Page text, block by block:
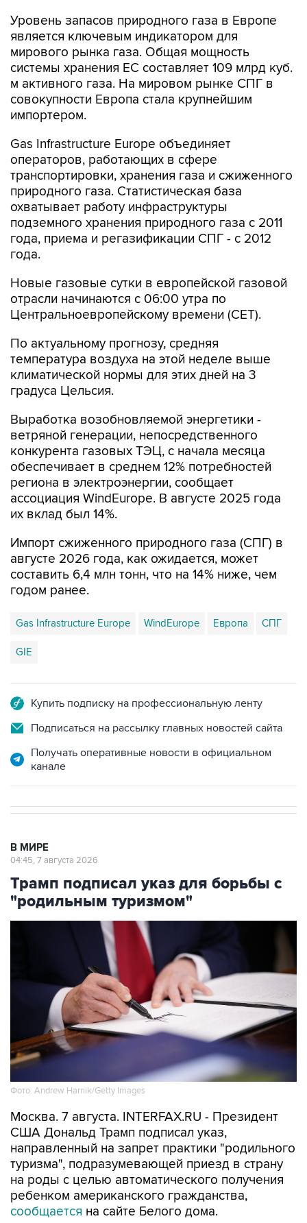
Уровень запасов природного газа в Европе
является ключевым индикатором для
мирового рынка газа. Общая мощность
системы хранения ЕС составляет 109 млрд куб.
м активного газа. На мировом рынке СПГ в
совокупности Европа стала крупнейшим
импортером.
Gas Infrastructure Europe объединяет
операторов, работающих в сфере
транспортировки, хранения газа и сжиженного
природного газа. Статистическая база
охватывает работу инфраструктуры
подземного хранения природного газа с 2011
года, приема и регазификации СПГ - с 2012
года.
Новые газовые сутки в европейской газовой
отрасли начинаются c 06:00 утра по
Центральноевропейскому времени (CET).
По актуальному прогнозу, средняя
температура воздуха на этой неделе выше
климатической нормы для этих дней на 3
градуса Цельсия.
Выработка возобновляемой энергетики -
ветряной генерации, непосредственного
конкурента газовых ТЭЦ, с начала месяца
обеспечивает в среднем 12% потребностей
региона в электроэнергии, сообщает
ассоциация WindEurope. В августе 2025 года
их вклад был 14%.
Импорт сжиженного природного газа (СПГ) в
августе 2026 года, как ожидается, может
составить 6,4 млн тонн, что на 14% ниже, чем
годом ранее.
Gas Infrastructure Europe WindEurope Европа СПГ
GIE
Купить подписку на профессиональную ленту
Подписаться на рассылку главных новостей сайта
Получать оперативные новости в официальном
канале
В МИРЕ
04:45, 7 августа 2026
Трамп подписал указ для борьбы с
"родильным туризмом"
Фото: Andrew Harnik/Getty Images
Москва. 7 августа. INTERFAX.RU - Президент
США Дональд Трамп подписал указ,
направленный на запрет практики "родильного
туризма", подразумевающей приезд в страну
на роды с целью автоматического получения
ребенком американского гражданства,
сообщается на сайте Белого дома.